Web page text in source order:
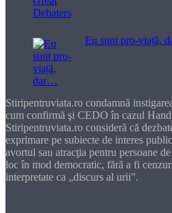
Eu sunt pro-viață,
Stiripentruviata.ro condamnă
cum confirmă şi CEDO în cazul
Stiripentruviata.ro consideră că
exprimare pe subiecte de interes
avortul sau atracţia pentru persoane
loc în mod democratic, fără a fi
interpretate ca „discurs al urii”.